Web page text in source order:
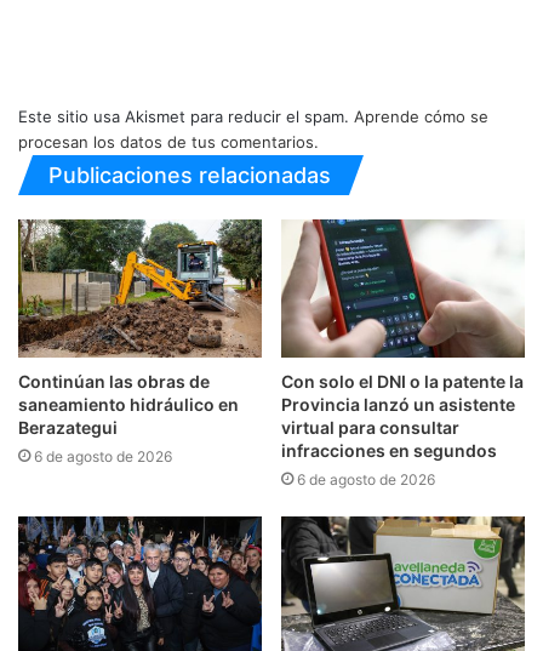
Este sitio usa Akismet para reducir el spam. Aprende cómo se
procesan los datos de tus comentarios.
Publicaciones relacionadas
Continúan las obras de
saneamiento hidráulico en
Berazategui
6 de agosto de 2026
Con solo el DNI o la patente la
Provincia lanzó un asistente
virtual para consultar
infracciones en segundos
6 de agosto de 2026